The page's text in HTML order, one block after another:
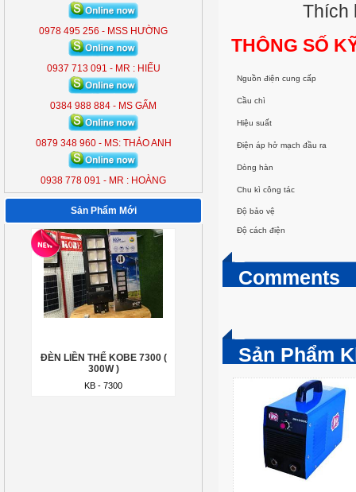
0978 495 256 - MSS HƯỜNG
0937 713 091 - MR : HIẾU
0384 988 884 - MS GẤM
0879 348 960 - MS: THẢO ANH
0938 778 091 - MR : HOÀNG
Sản Phẩm Mới
ĐÈN LIỀN THỂ KOBE 7300 (
KB - 7300
ĐÈN LIỀN THỂ KOBE 7300 (
300W )
KB - 7300
ĐÈN LIỀN THỂ KOBE 7300 (
300W )
KB - 7300
Thích hợp
THÔNG SỐ
Nguồn điện cung cấp
Cầu chì
Hiệu suất
Điện áp hở mạch đầu ra
Dòng hàn
Chu kì công tác
Độ bảo vệ
Độ cách điện
Comments
Sản Phẩm